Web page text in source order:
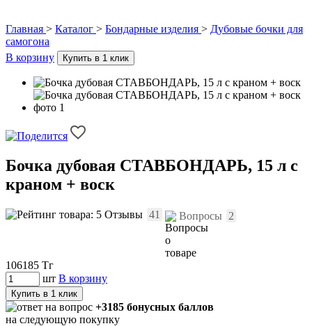
Главная > Каталог > Бондарные изделия > Дубовые бочки для
самогона
В корзину
Купить в 1 клик
Бочка дубовая СТАВБОНДАРЬ, 15 л с
краном + воск
Отзывы 41 Вопросы 2
106185 Тг
шт В корзину
Купить в 1 клик
+3185 бонусных баллов
на следующую покупку